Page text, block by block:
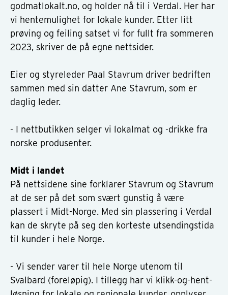
godmatlokalt.no, og holder nå til i Verdal. Her har
vi hentemulighet for lokale kunder. Etter litt
prøving og feiling satset vi for fullt fra sommeren
2023, skriver de på egne nettsider.
Eier og styreleder Paal Stavrum driver bedriften
sammen med sin datter Ane Stavrum, som er
daglig leder.
- I nettbutikken selger vi lokalmat og -drikke fra
norske produsenter.
Midt i landet
På nettsidene sine forklarer Stavrum og Stavrum
at de ser på det som svært gunstig å være
plassert i Midt-Norge. Med sin plassering i Verdal
kan de skryte på seg den korteste utsendingstida
til kunder i hele Norge.
- Vi sender varer til hele Norge utenom til
Svalbard (foreløpig). I tillegg har vi klikk-og-hent-